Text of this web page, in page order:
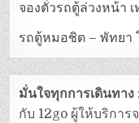
จองตั๋วรถตู้ล่วงหน้า
รถตู้หมอชิต – พัทยา
มั่นใจทุกการเดินทาง
กับ 12go ผู้ให้บริการ